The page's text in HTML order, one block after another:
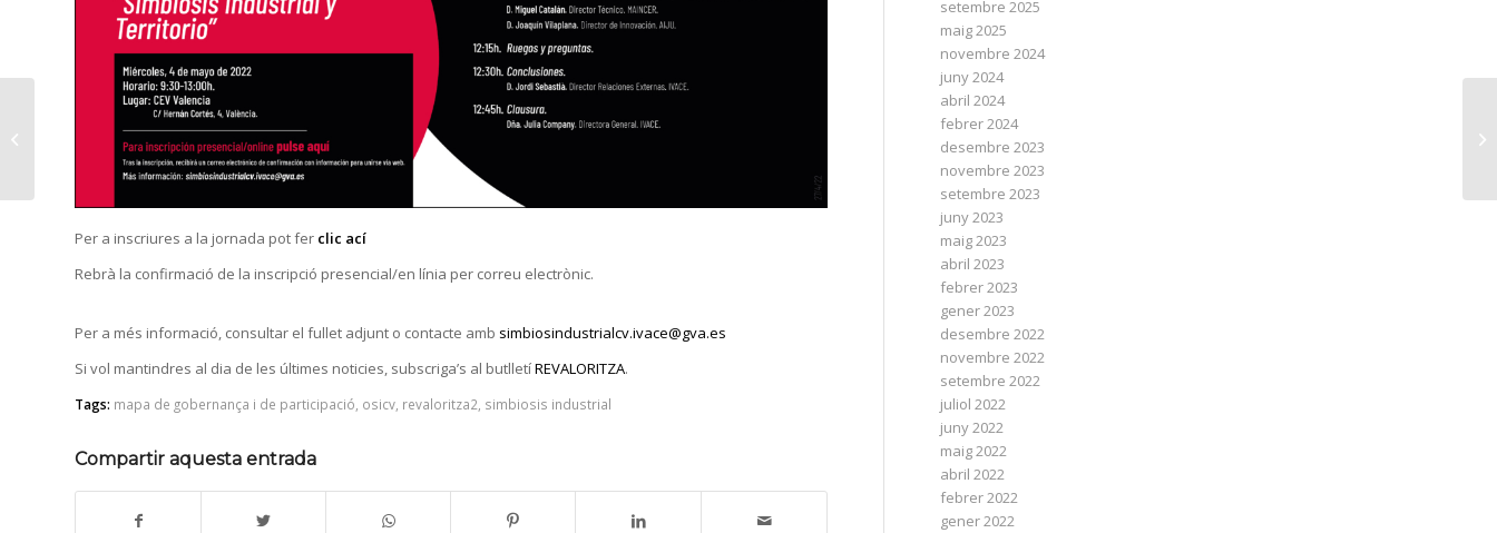
Per a inscriures a la jornada pot fer clic ací
Rebrà la confirmació de la inscripció presencial/en línia per correu electrònic.
Per a més informació, consultar el fullet adjunt o contacte amb simbiosindustrialcv.ivace@gva.es
Si vol mantindres al dia de les últimes noticies, subscriga’s al butlletíREVALORITZA.
Tags: mapa de gobernança i de participació, osicv, revaloritza2, simbiosis industrial
Compartir aquesta entrada
setembre 2025
maig 2025
novembre 2024
juny 2024
abril 2024
febrer 2024
desembre 2023
novembre 2023
setembre 2023
juny 2023
maig 2023
abril 2023
febrer 2023
gener 2023
desembre 2022
novembre 2022
setembre 2022
juliol 2022
juny 2022
maig 2022
abril 2022
febrer 2022
gener 2022
CIRCULARITZA i
CIRCULATOOL. Dues
eines per al diagnòstic
i millora del nivell...